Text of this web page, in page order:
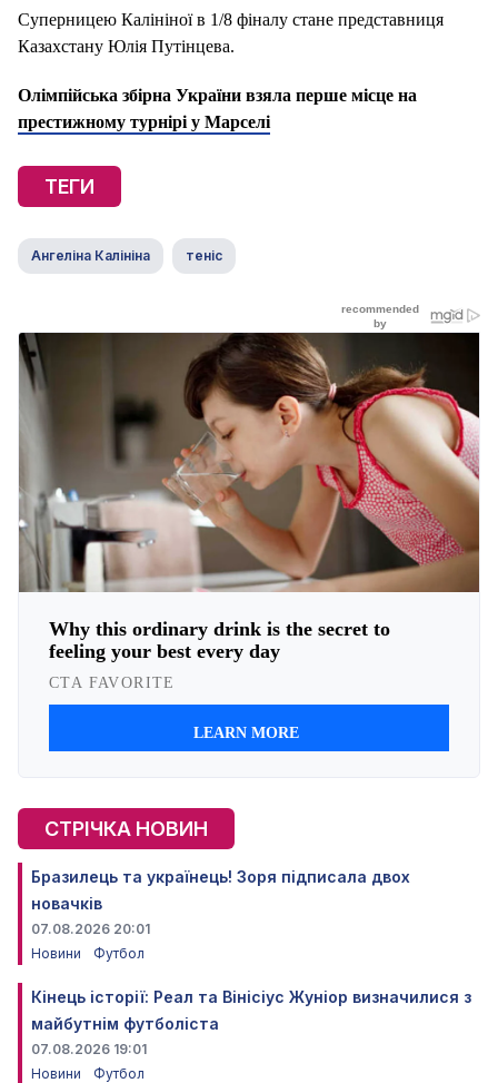
Суперницею Калініної в 1/8 фіналу стане представниця
Казахстану Юлія Путінцева.
Олімпійська збірна України взяла перше місце на
престижному турнірі у Марселі
ТЕГИ
Ангеліна Калініна теніс
СТРІЧКА НОВИН
Бразилець та українець! Зоря підписала двох
новачків
07.08.2026 20:01
Новини
Футбол
Кінець історії: Реал та Вінісіус Жуніор визначилися з
майбутнім футболіста
07.08.2026 19:01
Новини
Футбол